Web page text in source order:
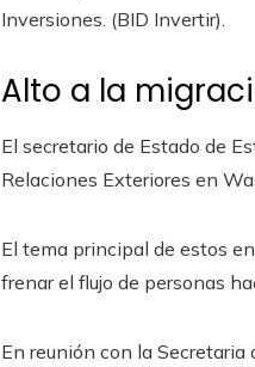
Inversiones. (BID Invertir).
Alto a la
El secretario de Estado de
Relaciones Exteriores en
El tema principal de estos
frenar el flujo de personas
En reunión con la Secretaria